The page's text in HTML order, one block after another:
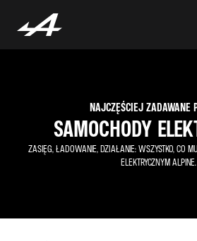
NAJCZĘŚCIEJ ZADAWANE
SAMOCHODY
ZASIĘG, ŁADOWANIE, DZIAŁANIE: WSZYSTKO, CO
ELEKTRYCZNYM ALPINE.